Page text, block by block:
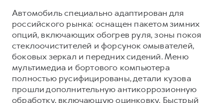
Автомобиль специально адаптирован для
российского рынка: оснащен пакетом зимних
опций, включающих обогрев руля, зоны покоя
стеклоочистителей и форсунок омывателей,
боковых зеркал и передних сидений. Меню
мультимедиа и бортового компьютера
полностью русифицированы, детали кузова
прошли дополнительную антикоррозионную
обработку, включающую оцинковку. Быстрый